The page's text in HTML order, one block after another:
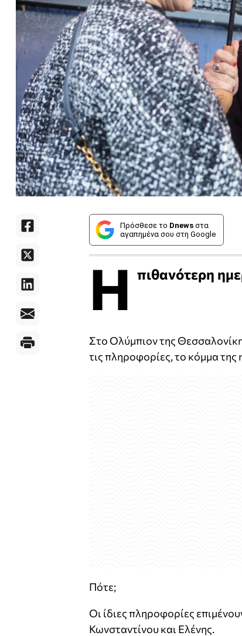
Πρόσθεσε το Dnews στα
αγαπημένα σου στη Google
Η πιθανότερη
Στο Ολύμπιον της
τις πληροφορίες, το κόμμα της
Πότε;
Οι ίδιες πληροφορίες
Κωνσταντίνου και Ελένης.